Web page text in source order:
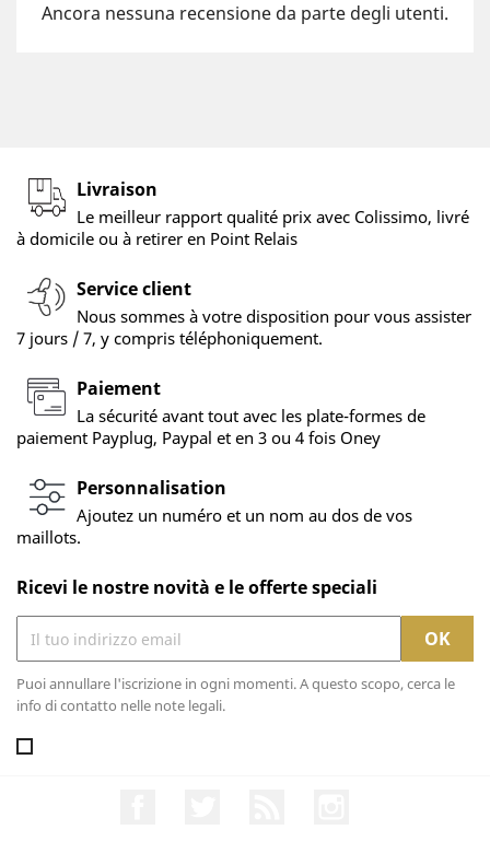
Ancora nessuna recensione da parte degli utenti.
Livraison
Le meilleur rapport qualité prix avec Colissimo, livré
à domicile ou à retirer en Point Relais
Service client
Nous sommes à votre disposition pour vous assister
7 jours / 7, y compris téléphoniquement.
Paiement
La sécurité avant tout avec les plate-formes de
paiement Payplug, Paypal et en 3 ou 4 fois Oney
Personnalisation
Ajoutez un numéro et un nom au dos de vos
maillots.
Ricevi le nostre novità e le offerte speciali
Puoi annullare l'iscrizione in ogni momenti. A questo scopo, cerca le
info di contatto nelle note legali.